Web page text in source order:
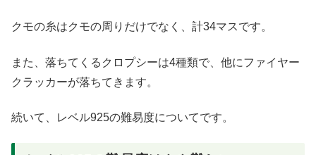
クモの糸はクモの周りだけでなく、計34マスです。
また、落ちてくるクロプシーは4種類で、他にファイヤー
クラッカーが落ちてきます。
続いて、レベル925の難易度についてです。